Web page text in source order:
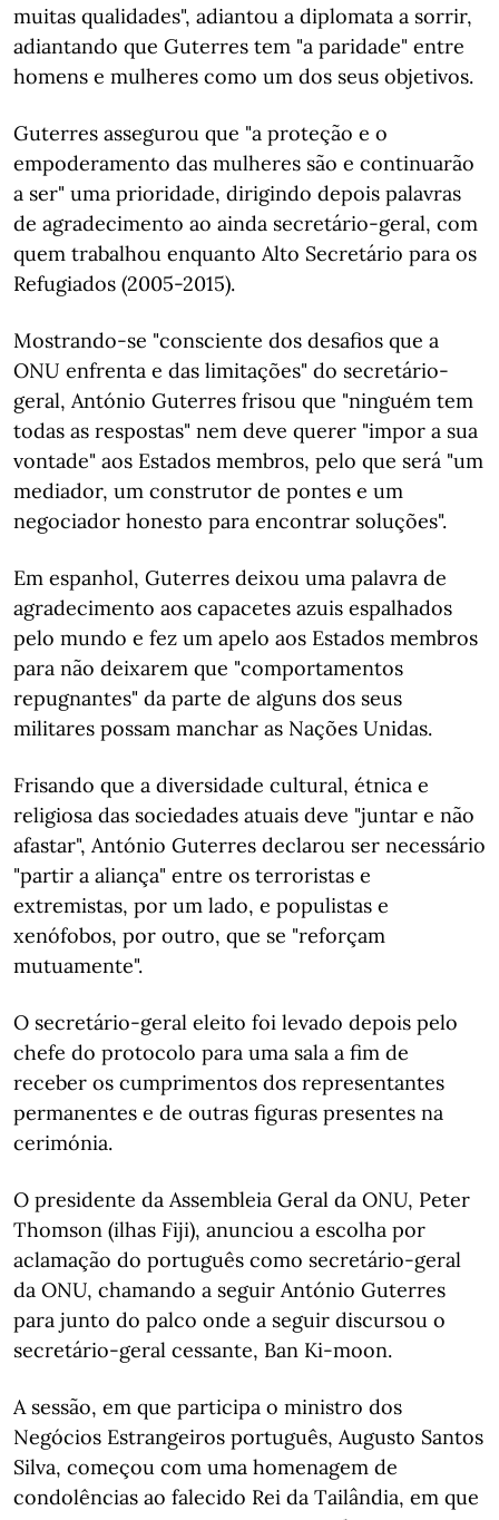
muitas qualidades", adiantou a diplomata a sorrir,
adiantando que Guterres tem "a paridade" entre
homens e mulheres como um dos seus objetivos.
Guterres assegurou que "a proteção e o
empoderamento das mulheres são e continuarão
a ser" uma prioridade, dirigindo depois palavras
de agradecimento ao ainda secretário-geral, com
quem trabalhou enquanto Alto Secretário para os
Refugiados (2005-2015).
Mostrando-se "consciente dos desafios que a
ONU enfrenta e das limitações" do secretário-
geral, António Guterres frisou que "ninguém tem
todas as respostas" nem deve querer "impor a sua
vontade" aos Estados membros, pelo que será "um
mediador, um construtor de pontes e um
negociador honesto para encontrar soluções".
Em espanhol, Guterres deixou uma palavra de
agradecimento aos capacetes azuis espalhados
pelo mundo e fez um apelo aos Estados membros
para não deixarem que "comportamentos
repugnantes" da parte de alguns dos seus
militares possam manchar as Nações Unidas.
Frisando que a diversidade cultural, étnica e
religiosa das sociedades atuais deve "juntar e não
afastar", António Guterres declarou ser necessário
"partir a aliança" entre os terroristas e
extremistas, por um lado, e populistas e
xenófobos, por outro, que se "reforçam
mutuamente".
O secretário-geral eleito foi levado depois pelo
chefe do protocolo para uma sala a fim de
receber os cumprimentos dos representantes
permanentes e de outras figuras presentes na
cerimónia.
O presidente da Assembleia Geral da ONU, Peter
Thomson (ilhas Fiji), anunciou a escolha por
aclamação do português como secretário-geral
da ONU, chamando a seguir António Guterres
para junto do palco onde a seguir discursou o
secretário-geral cessante, Ban Ki-moon.
A sessão, em que participa o ministro dos
Negócios Estrangeiros português, Augusto Santos
Silva, começou com uma homenagem de
condolências ao falecido Rei da Tailândia, em que